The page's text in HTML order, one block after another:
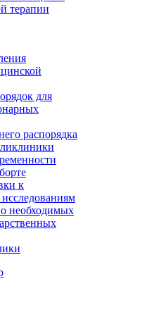
терапии
для
распорядка
к
необходимых